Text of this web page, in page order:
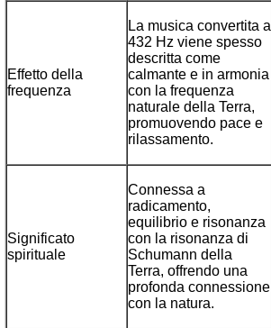
Effetto della
frequenza
La musica convertita a
432 Hz viene spesso
descritta come
calmante e in armonia
con la frequenza
naturale della Terra,
promuovendo pace e
rilassamento.
Significato
spirituale
Connessa a
radicamento,
equilibrio e risonanza
con la risonanza di
Schumann della
Terra, offrendo una
profonda connessione
con la natura.